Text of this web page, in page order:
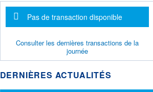
Message d'information
Pas de transaction disponible
Consulter les dernières transactions de la
journée
DERNIÈRES ACTUALITÉS